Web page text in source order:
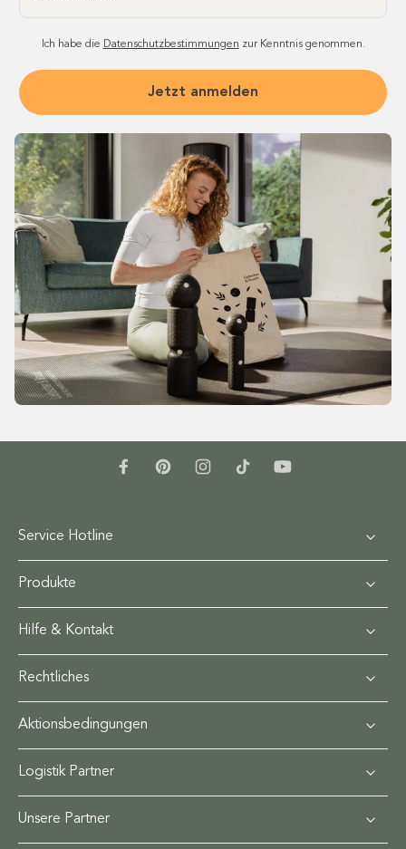
Ich habe die Datenschutzbestimmungen zur Kenntnis genommen.
Jetzt anmelden
Service Hotline
Produkte
Hilfe & Kontakt
Rechtliches
Aktionsbedingungen
Logistik Partner
Unsere Partner